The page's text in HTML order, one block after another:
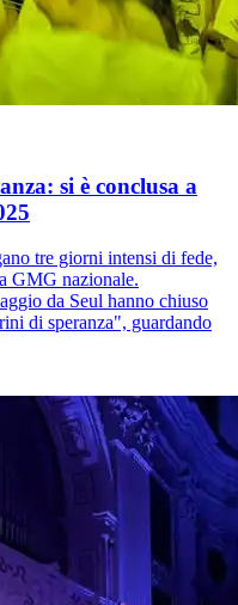
si è conclusa a
tre giorni intensi di fede,
GMG nazionale.
da Seul hanno chiuso
di speranza", guardando